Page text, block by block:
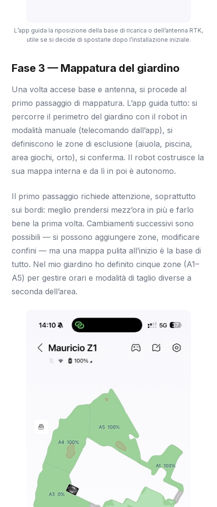
L’app guida la riposizione della base di ricarica o dell’antenna RTK,
utile se si decide di spostarle dopo l’installazione iniziale.
Fase 3 — Mappatura del giardino
Una volta accese base e antenna, si procede al
primo passaggio di mappatura. L’app guida tutto: si
percorre il perimetro del giardino con il robot in
modalità manuale (telecomando dall’app), si
definiscono le zone di esclusione (aiuola, piscina,
area giochi, orto), si conferma. Il robot costruisce la
sua mappa interna e da lì in poi è autonomo.
Il primo passaggio richiede attenzione, soprattutto
sui bordi: meglio prendersi mezz’ora in più e farlo
bene la prima volta. Cambiamenti successivi sono
possibili — si possono aggiungere zone, modificare
confini — ma una mappa pulita all’inizio è la base di
tutto. Nel mio giardino ho definito cinque zone (A1–
A5) per gestire orari e modalità di taglio diverse a
seconda dell’area.